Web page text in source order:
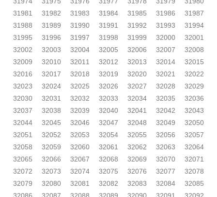
31981
31982 31983 31984 31985 31986
31987
31988
31989 31990 31991 31992 31993
31994
31995
31996 31997 31998 31999 32000
32001
32002
32003 32004 32005 32006 32007
32008
32009
32010 32011 32012 32013 32014
32015
32016
32017 32018 32019 32020 32021
32022
32023
32024 32025 32026 32027 32028
32029
32030
32031 32032 32033 32034 32035
32036
32037
32038 32039 32040 32041 32042
32043
32044
32045 32046 32047 32048 32049
32050
32051
32052 32053 32054 32055 32056
32057
32058
32059 32060 32061 32062 32063
32064
32065
32066 32067 32068 32069 32070
32071
32072
32073 32074 32075 32076 32077
32078
32079
32080 32081 32082 32083 32084
32085